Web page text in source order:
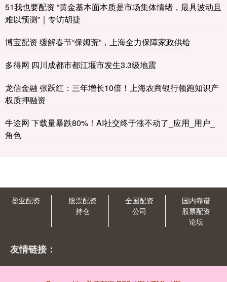
51我也要配资 “黄金基本面本质是市场集体情绪，最具波动且
难以预测”｜专访胡捷
博宝配资 缓解春节“保姆荒”，上海全力保障家政供给
多得网 四川成都市都江堰市发生3.3级地震
龙信金融 张跃红：三年增长10倍！上海农商银行领跑知识产
权质押融资
牛途网 下载量暴跌80%！AI社交终于涨不动了_应用_用户_
角色
盈亚配资
股票配资
持仓
全国配资
公司
国内靠谱
股票配资
论坛
友情链接：